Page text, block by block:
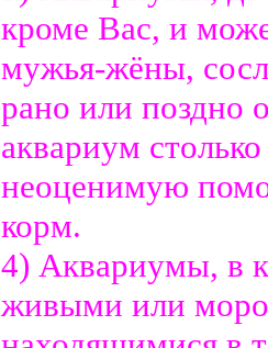
кроме Вас, и
мужья-жёны,
рано или поздно
аквариум
неоценимую
корм.
4) Аквариумы, в
живыми или